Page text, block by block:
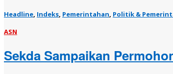
Headline, Indeks, Pemerintahan, Politik &
ASN
Sekda Sampaikan